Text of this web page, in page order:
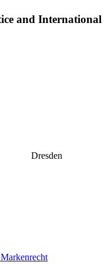
and International
Dresden